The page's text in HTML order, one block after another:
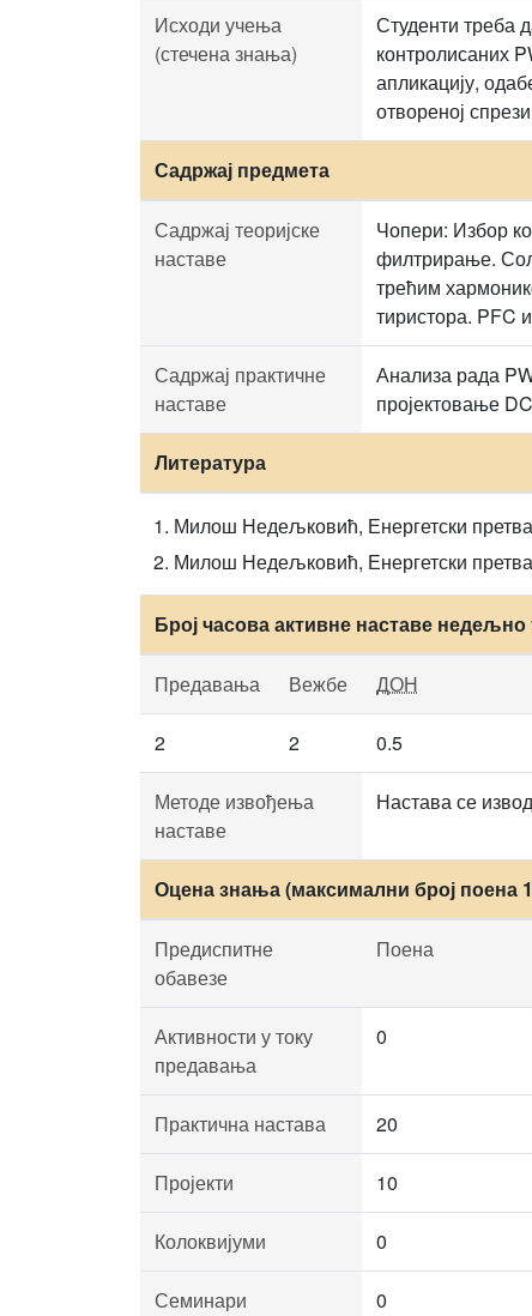
Исходи учења
(стечена знања)
Студенти треба
контролисаних
апликацију,
отвореној
Садржај предмета
Садржај теоријске
наставе
Чопери: Избор
филтрирање.
трећим
тиристора. PFC
Садржај практичне
наставе
Анализа рада
пројектовање
Литература
Милош Недељковић, Енергетски
Милош Недељковић, Енергетски
Број часова активне наставе
Предавања Вежбе ДОН
2 2 0.5
Методе извођења
наставе
Настава се
Оцена знања (максимални број поена
Предиспитне
обавезе
Поена
Активности у току
предавања
0
Практична настава 20
Пројекти 10
Колоквијуми 0
Семинари 0